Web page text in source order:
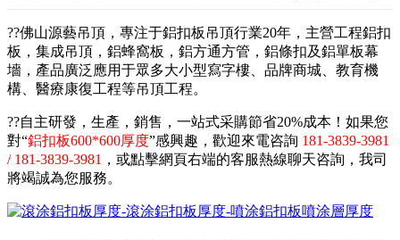
??佛山源藝吊頂，專注于鋁扣板吊頂行業20年，主營工程鋁扣
板，集成吊頂，鋁蜂窩板，鋁方通方管，鋁條扣及鋁單板幕
墻，產品廣泛應用于眾多大小型寫字樓、品牌商城、教育機
構、醫療康復工程等吊頂工程。
??自主研發，生產，銷售，一站式采購節省20%成本！如果您
對“鋁扣板600*600厚度”感興趣，歡迎來電咨詢 181-3839-3981
/ 181-3839-3981 ，或點擊網頁右端的客服熱線聊天咨詢，我司
將竭誠為您服務。